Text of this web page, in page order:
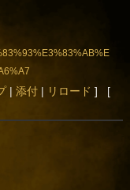
| 添付| リロード ] [